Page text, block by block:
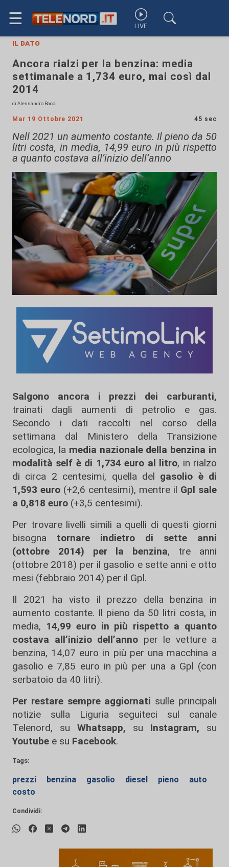
☰ LIVE
il dato
Ancora rialzi per la benzina: media
settimanale a 1,734 euro, mai così dal
2014
di Alessandro Bacci
Mar 19 Ottobre 2021 45 sec
Nell 2021 un aumento costante. Il pieno da 50
litri costa, in media, 14,99 euro in più rispetto
a quanto costava all’inizio dell’anno
Salgono ancora i prezzi dei carburanti,
trainati dagli aumenti di petrolio e gas.
Secondo i dati raccolti nel corso della
settimana dal Ministero della Transizione
ecologica, la media nazionale della benzina in
modalità self è di 1,734 euro al litro, in rialzo
di circa 2 centesimi, quella del gasolio è di
1,593 euro (+2,6 centesimi), mentre il Gpl sale
a 0,818 euro (+3,5 centesimi).
Per trovare livelli simili a quelli di questi giorni
bisogna tornare indietro di sette anni
(ottobre 2014) per la benzina, tre anni
(ottobre 2018) per il gasolio e sette anni e otto
mesi (febbraio 2014) per il Gpl.
Il 2021 ha visto il prezzo della benzina in
aumento costante. Il pieno da 50 litri costa, in
media, 14,99 euro in più rispetto a quanto
costava all’inizio dell’anno per le vetture a
benzina, 14,07 euro in più per una macchina a
gasolio e 7,85 euro in più per una a Gpl (con
serbatoio da 40 litri).
Per restare sempre aggiornati sulle principali
notizie sulla Liguria seguiteci sul canale
Telenord, su
Whatsapp, su Instagram, su
Youtube e su Facebook.
Tags:
prezzi benzina gasolio diesel pieno
auto
costo
Condividi: